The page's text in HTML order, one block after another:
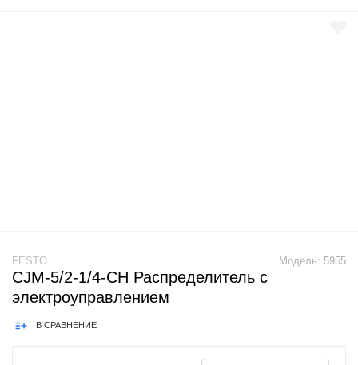
Модель: 5955
FESTO
CJM-5/2-1/4-CH Распределитель с
электроуправлением
В СРАВНЕНИЕ